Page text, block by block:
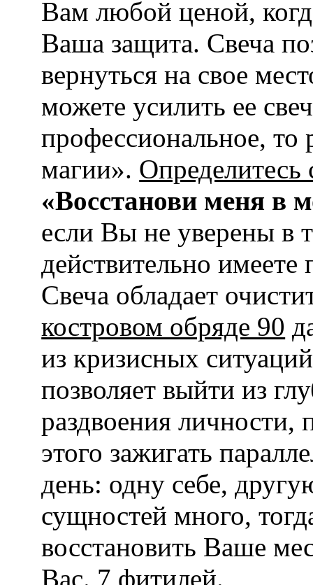
Вам любой ценой,
Ваша защита. Свеча
вернуться на свое
можете усилить ее
профессиональное, то
магии». Определитесь
«Восстанови меня в
если Вы не уверены в
действительно
Свеча обладает
костровом обряде 90
из кризисных
позволяет выйти из
раздвоения личности,
этого зажигать
день: одну себе,
сущностей много,
восстановить Ваше
Вас. 7 фитилей.